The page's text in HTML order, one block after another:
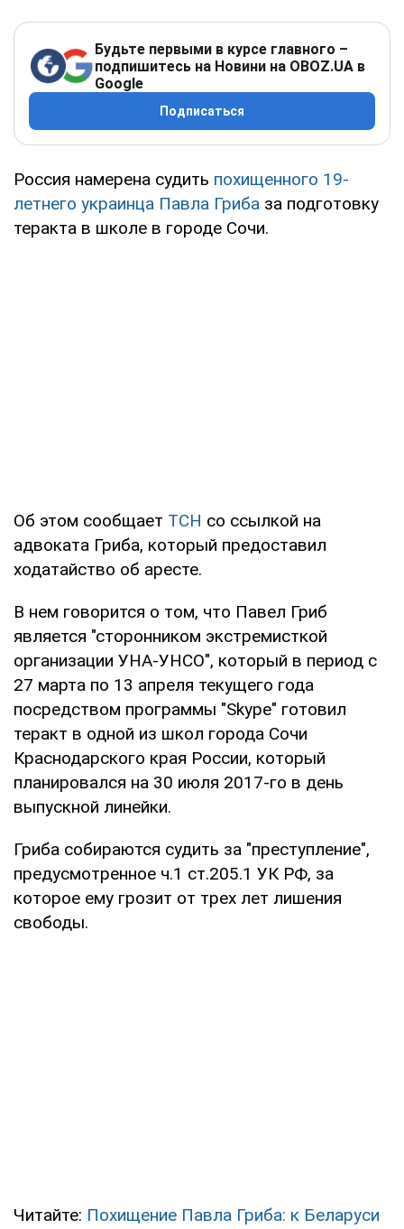
Будьте первыми в курсе главного –
подпишитесь на Новини на OBOZ.UA в
Google
Подписаться
Россия намерена судить похищенного 19-
летнего украинца Павла Гриба за подготовку
теракта в школе в городе Сочи.
Об этом сообщает ТСН со ссылкой на
адвоката Гриба, который предоставил
ходатайство об аресте.
В нем говорится о том, что Павел Гриб
является "сторонником экстремисткой
организации УНА-УНСО", который в период с
27 марта по 13 апреля текущего года
посредством программы "Skype" готовил
теракт в одной из школ города Сочи
Краснодарского края России, который
планировался на 30 июля 2017-го в день
выпускной линейки.
Гриба собираются судить за "преступление",
предусмотренное ч.1 ст.205.1 УК РФ, за
которое ему грозит от трех лет лишения
свободы.
Читайте: Похищение Павла Гриба: к Беларуси